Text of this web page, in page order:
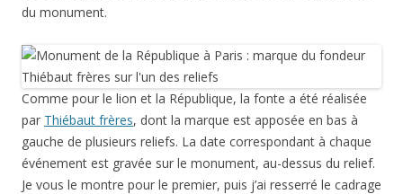
du monument.
Comme pour le lion et la République, la fonte a été réalisée
par Thiébaut frères, dont la marque est apposée en bas à
gauche de plusieurs reliefs. La date correspondant à chaque
événement est gravée sur le monument, au-dessus du relief.
Je vous le montre pour le premier, puis j’ai resserré le cadrage